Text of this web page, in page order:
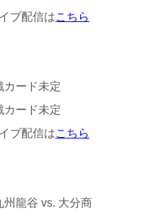
ブ配信はこちら
ード未定
ード未定
ブ配信はこちら
龍谷 vs. 大分商